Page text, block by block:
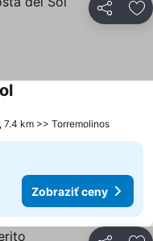
Zdieľať
7.4 km >> Torremolinos
Zobraziť ceny